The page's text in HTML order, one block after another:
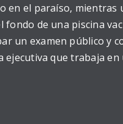
en el paraíso, mientras
de una piscina
un examen público y
ejecutiva que trabaja